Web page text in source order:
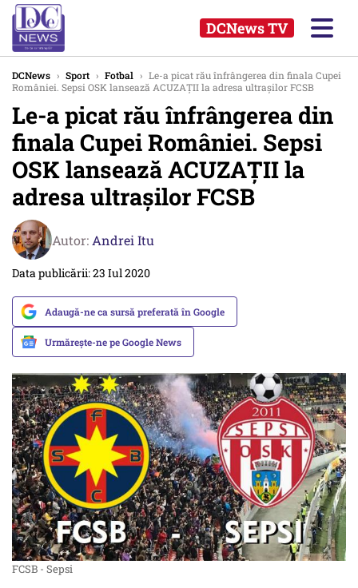
DCNews TV
DCNews › Sport › Fotbal › Le-a picat rău înfrângerea din finala Cupei
României. Sepsi OSK lansează ACUZAȚII la adresa ultrașilor FCSB
Le-a picat rău înfrângerea din
finala Cupei României. Sepsi
OSK lansează ACUZAȚII la
adresa ultrașilor FCSB
Autor: Andrei Itu
Data publicării: 23 Iul 2020
Adaugă-ne ca sursă preferată în Google
Urmărește-ne pe Google News
FCSB - Sepsi